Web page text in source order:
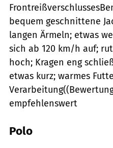
bequem geschnittene
langen Ärmeln; etwas
sich ab 120 km/h auf;
hoch; Kragen eng
etwas kurz; warmes
empfehlenswert
Polo